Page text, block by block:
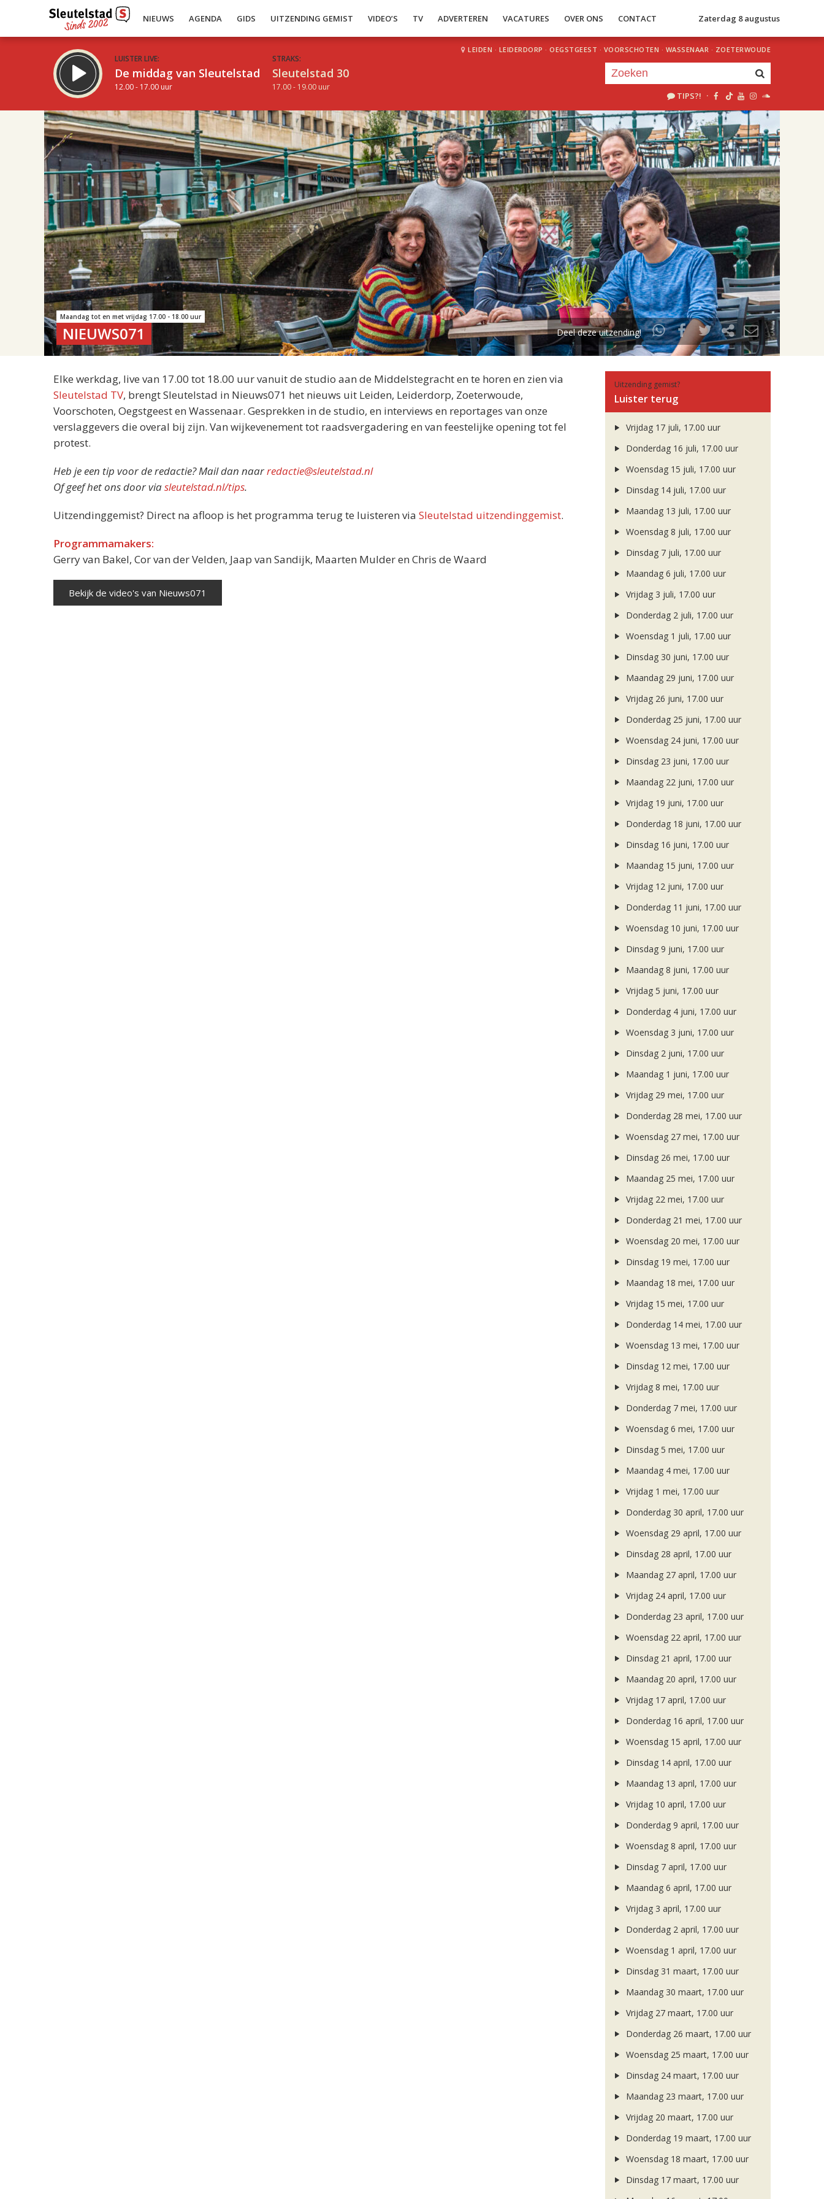
NIEUWS AGENDA GIDS UITZENDING GEMIST VIDEO’S TV ADVERTEREN VACATURES OVER ONS CONTACT Zaterdag 8 augustus
LUISTER LIVE:
De middag van Sleutelstad
12.00 - 17.00 uur
STRAKS:
Sleutelstad 30
17.00 - 19.00 uur
LEIDEN · LEIDERDORP · OEGSTGEEST · VOORSCHOTEN · WASSENAAR · ZOETERWOUDE
TIPS?! ·
17.00 18.00
Je luistert nu naaruur 1 van 1
«Vorig uur Volgend uur»
Inklappen
Maandag tot en met vrijdag 17.00 - 18.00 uur
NIEUWS071 Deel deze uitzending!
Elke werkdag, live van 17.00 tot 18.00 uur vanuit de studio aan de Middelstegracht en te horen en zien via
Sleutelstad TV, brengt Sleutelstad in Nieuws071 het nieuws uit Leiden, Leiderdorp, Zoeterwoude,
Voorschoten, Oegstgeest en Wassenaar. Gesprekken in de studio, en interviews en reportages van onze
verslaggevers die overal bij zijn. Van wijkevenement tot raadsvergadering en van feestelijke opening tot fel
protest.
Heb je een tip voor de redactie? Mail dan naarredactie@sleutelstad.nl
Of geef het ons door viasleutelstad.nl/tips.
Uitzendinggemist? Direct na afloop is het programma terug te luisteren via Sleutelstad uitzendinggemist.
Programmamakers:
Gerry van Bakel, Cor van der Velden, Jaap van Sandijk, Maarten Mulder en Chris de Waard
Bekijk de video's van Nieuws071
Uitzending gemist?
Luister terug
Vrijdag 17 juli, 17.00 uur
Donderdag 16 juli, 17.00 uur
Woensdag 15 juli, 17.00 uur
Dinsdag 14 juli, 17.00 uur
Maandag 13 juli, 17.00 uur
Woensdag 8 juli, 17.00 uur
Dinsdag 7 juli, 17.00 uur
Maandag 6 juli, 17.00 uur
Vrijdag 3 juli, 17.00 uur
Donderdag 2 juli, 17.00 uur
Woensdag 1 juli, 17.00 uur
Dinsdag 30 juni, 17.00 uur
Maandag 29 juni, 17.00 uur
Vrijdag 26 juni, 17.00 uur
Donderdag 25 juni, 17.00 uur
Woensdag 24 juni, 17.00 uur
Dinsdag 23 juni, 17.00 uur
Maandag 22 juni, 17.00 uur
Vrijdag 19 juni, 17.00 uur
Donderdag 18 juni, 17.00 uur
Dinsdag 16 juni, 17.00 uur
Maandag 15 juni, 17.00 uur
Vrijdag 12 juni, 17.00 uur
Donderdag 11 juni, 17.00 uur
Woensdag 10 juni, 17.00 uur
Dinsdag 9 juni, 17.00 uur
Maandag 8 juni, 17.00 uur
Vrijdag 5 juni, 17.00 uur
Donderdag 4 juni, 17.00 uur
Woensdag 3 juni, 17.00 uur
Dinsdag 2 juni, 17.00 uur
Maandag 1 juni, 17.00 uur
Vrijdag 29 mei, 17.00 uur
Donderdag 28 mei, 17.00 uur
Woensdag 27 mei, 17.00 uur
Dinsdag 26 mei, 17.00 uur
Maandag 25 mei, 17.00 uur
Vrijdag 22 mei, 17.00 uur
Donderdag 21 mei, 17.00 uur
Woensdag 20 mei, 17.00 uur
Dinsdag 19 mei, 17.00 uur
Maandag 18 mei, 17.00 uur
Vrijdag 15 mei, 17.00 uur
Donderdag 14 mei, 17.00 uur
Woensdag 13 mei, 17.00 uur
Dinsdag 12 mei, 17.00 uur
Vrijdag 8 mei, 17.00 uur
Donderdag 7 mei, 17.00 uur
Woensdag 6 mei, 17.00 uur
Dinsdag 5 mei, 17.00 uur
Maandag 4 mei, 17.00 uur
Vrijdag 1 mei, 17.00 uur
Donderdag 30 april, 17.00 uur
Woensdag 29 april, 17.00 uur
Dinsdag 28 april, 17.00 uur
Maandag 27 april, 17.00 uur
Vrijdag 24 april, 17.00 uur
Donderdag 23 april, 17.00 uur
Woensdag 22 april, 17.00 uur
Dinsdag 21 april, 17.00 uur
Maandag 20 april, 17.00 uur
Vrijdag 17 april, 17.00 uur
Donderdag 16 april, 17.00 uur
Woensdag 15 april, 17.00 uur
Dinsdag 14 april, 17.00 uur
Maandag 13 april, 17.00 uur
Vrijdag 10 april, 17.00 uur
Donderdag 9 april, 17.00 uur
Woensdag 8 april, 17.00 uur
Dinsdag 7 april, 17.00 uur
Maandag 6 april, 17.00 uur
Vrijdag 3 april, 17.00 uur
Donderdag 2 april, 17.00 uur
Woensdag 1 april, 17.00 uur
Dinsdag 31 maart, 17.00 uur
Maandag 30 maart, 17.00 uur
Vrijdag 27 maart, 17.00 uur
Donderdag 26 maart, 17.00 uur
Woensdag 25 maart, 17.00 uur
Dinsdag 24 maart, 17.00 uur
Maandag 23 maart, 17.00 uur
Vrijdag 20 maart, 17.00 uur
Donderdag 19 maart, 17.00 uur
Woensdag 18 maart, 17.00 uur
Dinsdag 17 maart, 17.00 uur